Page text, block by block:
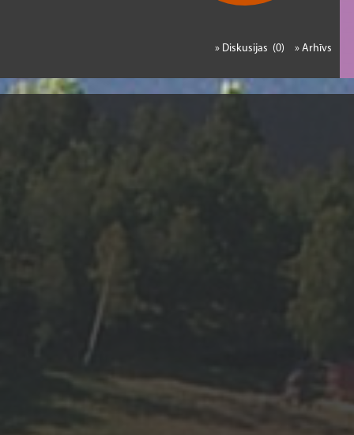
» Arhīvs
» Diskusijas (0)